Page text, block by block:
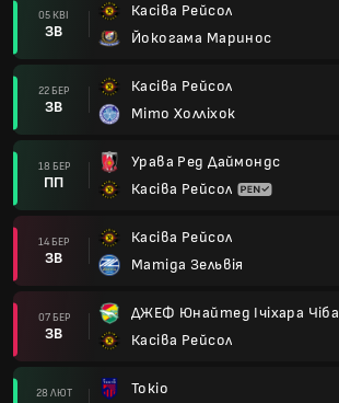
05 КВІ
ЗВ
Касіва Рейсол
Йокогама Маринос
22 БЕР
ЗВ
Касіва Рейсол
Міто Холліхок
18 БЕР
ПП
Урава Ред Даймондс
Касіва Рейсол
14 БЕР
ЗВ
Касіва Рейсол
Матіда Зельвія
07 БЕР
ЗВ
ДЖЕФ Юнайтед Ічіхара Чіба
Касіва Рейсол
28 ЛЮТ Токіо